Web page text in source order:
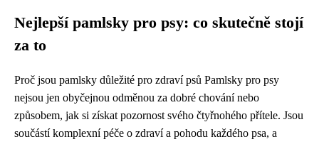
Nejlepší pamlsky pro psy: co skutečně stojí
za to
Proč jsou pamlsky důležité pro zdraví psů Pamlsky pro psy
nejsou jen obyčejnou odměnou za dobré chování nebo
způsobem, jak si získat pozornost svého čtyřnohého přítele. Jsou
součástí komplexní péče o zdraví a pohodu každého psa, a